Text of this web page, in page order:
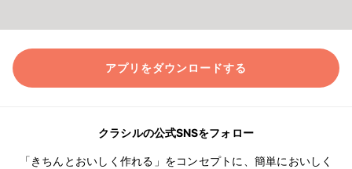
アプリをダウンロードする
クラシルの公式SNSをフォロー
「きちんとおいしく作れる」をコンセプトに、簡単においしく